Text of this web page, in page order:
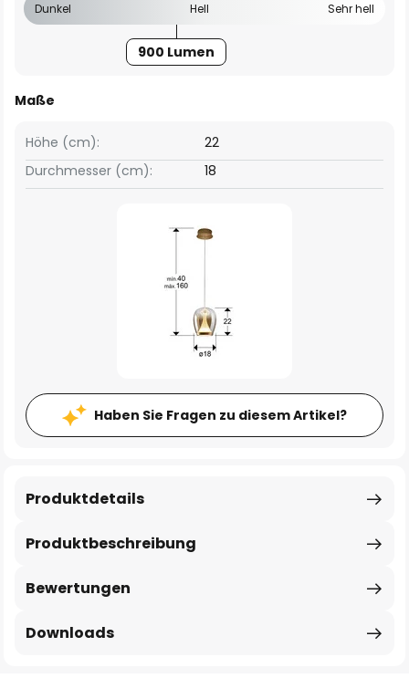
Dunkel Hell Sehr hell
900 Lumen
Maße
Höhe (cm):
22
Durchmesser (cm):
18
Haben Sie Fragen zu diesem Artikel?
Produktbeschreibung
Produktdetails
Bewertungen
Downloads